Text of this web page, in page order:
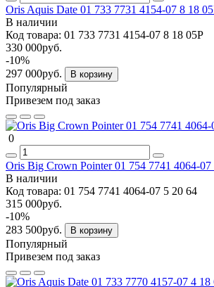
Oris Aquis Date 01 733 7731 4154-07 8 18
В наличии
Код товара: 01 733 7731 4154-07 8 18 05P
330 000руб.
-10%
297 000руб.
В корзину
Популярный
Привезем под заказ
0
Oris Big Crown Pointer 01 754 7741 4064-07
В наличии
Код товара: 01 754 7741 4064-07 5 20 64
315 000руб.
-10%
283 500руб.
В корзину
Популярный
Привезем под заказ